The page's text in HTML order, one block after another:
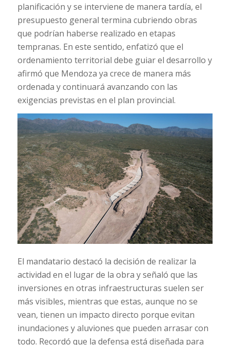
planificación y se interviene de manera tardía, el
presupuesto general termina cubriendo obras
que podrían haberse realizado en etapas
tempranas. En este sentido, enfatizó que el
ordenamiento territorial debe guiar el desarrollo y
afirmó que Mendoza ya crece de manera más
ordenada y continuará avanzando con las
exigencias previstas en el plan provincial.
El mandatario destacó la decisión de realizar la
actividad en el lugar de la obra y señaló que las
inversiones en otras infraestructuras suelen ser
más visibles, mientras que estas, aunque no se
vean, tienen un impacto directo porque evitan
inundaciones y aluviones que pueden arrasar con
todo. Recordó que la defensa está diseñada para